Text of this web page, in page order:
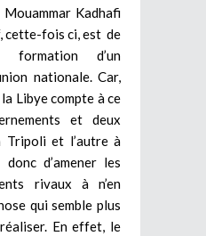
Kadhafi
cette-fois ci, est de
d’un
nationale. Car,
Libye compte à ce
et deux
Tripoli et l’autre à
d’amener les
rivaux à n’en
qui semble plus
En effet, le